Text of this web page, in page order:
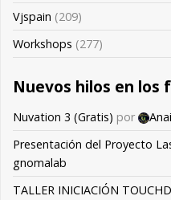
Vjspain (209)
Workshops (277)
Nuevos hilos en los
Nuvation 3 (Gratis) por
Presentación del Proyecto
gnomalab
TALLER INICIACIÓN